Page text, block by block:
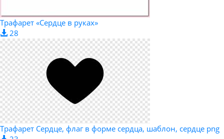
Трафарет «Сердце в руках»
28
Трафарет Сердце, флаг в форме сердца, шаблон, сердце png